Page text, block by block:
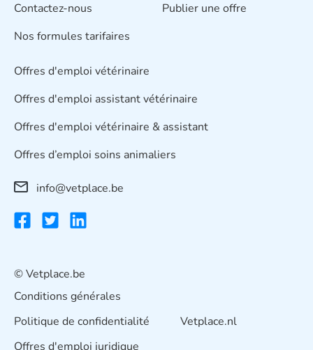
Contactez-nous
Nos formules tarifaires
Publier une offre
Offres d'emploi vétérinaire
Offres d'emploi assistant vétérinaire
Offres d'emploi vétérinaire & assistant
Offres d’emploi soins animaliers
info@vetplace.be
© Vetplace.be
Conditions générales
Politique de confidentialité
Vetplace.nl
Offres d'emploi juridique